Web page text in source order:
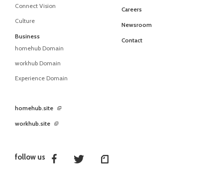
follow us
Connect Vision
Culture
Business
homehub Domain
workhub Domain
Experience Domain
Careers
Newsroom
Contact
homehub.site
workhub.site